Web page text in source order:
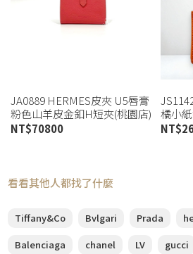
JA0889 HERMES皮夾 U5唇膏
粉色山羊皮金釦H短夾(桃園店)
NT$70800
橘小
NT$
看看其他人都找了什麼
Tiffany&Co Bvlgari Prada
Balenciaga
chanel LV gucci